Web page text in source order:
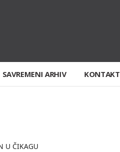
SAVREMENI ARHIV KONTAKT
U ČIKAGU